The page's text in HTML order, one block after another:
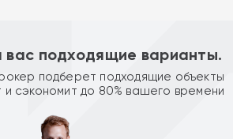
подходящие варианты.
подберет подходящие объекты
и сэкономит до 80% вашего времени